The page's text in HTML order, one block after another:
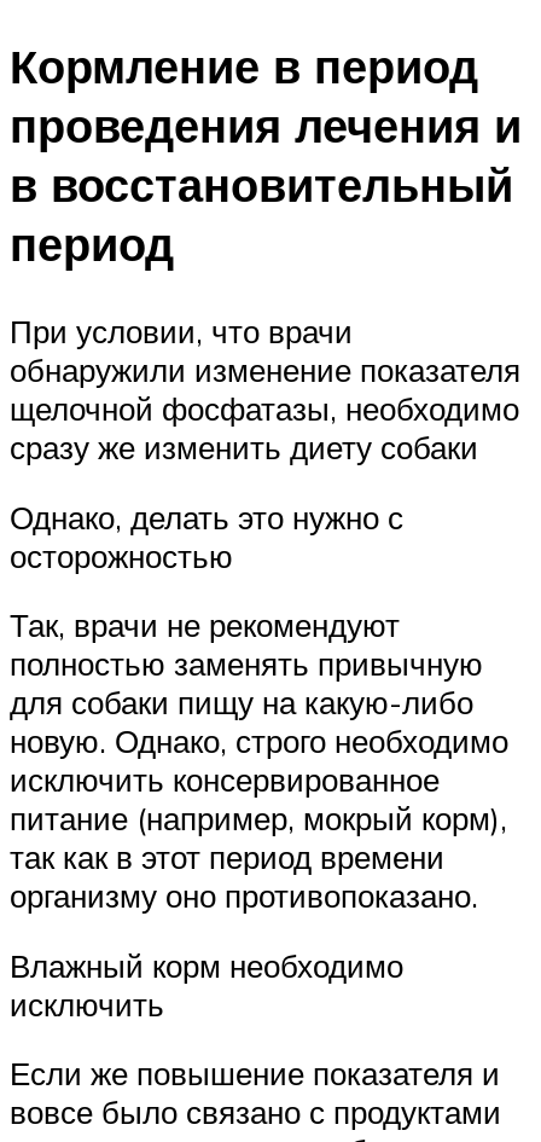
Кормление в период
проведения лечения и
в восстановительный
период
При условии, что врачи
обнаружили изменение показателя
щелочной фосфатазы, необходимо
сразу же изменить диету собаки
Однако, делать это нужно с
осторожностью
Так, врачи не рекомендуют
полностью заменять привычную
для собаки пищу на какую-либо
новую. Однако, строго необходимо
исключить консервированное
питание (например, мокрый корм),
так как в этот период времени
организму оно противопоказано.
Влажный корм необходимо
исключить
Если же повышение показателя и
вовсе было связано с продуктами